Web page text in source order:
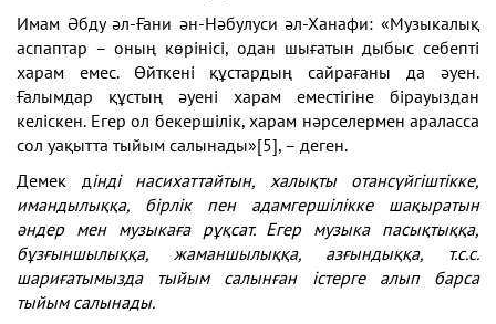
Имам Әбду әл-Ғани ән-Нәбулуси әл-Ханафи: «Музыкалық
аспаптар – оның көрінісі, одан шығатын дыбыс себепті
харам емес. Өйткені құстардың сайрағаны да әуен.
Ғалымдар құстың әуені харам еместігіне бірауыздан
келіскен. Егер ол бекершілік, харам нәрселермен араласса
сол уақытта тыйым салынады»[5], – деген.
Демек дінді насихаттайтын, халықты отансүйгіштікке,
имандылыққа, бірлік пен адамгершілікке шақыратын
әндер мен музыкаға рұқсат. Егер музыка пасықтыққа,
бұзғыншылыққа, жаманшылыққа, азғындыққа, т.с.с.
шариғатымызда тыйым салынған істерге алып барса
тыйым салынады.